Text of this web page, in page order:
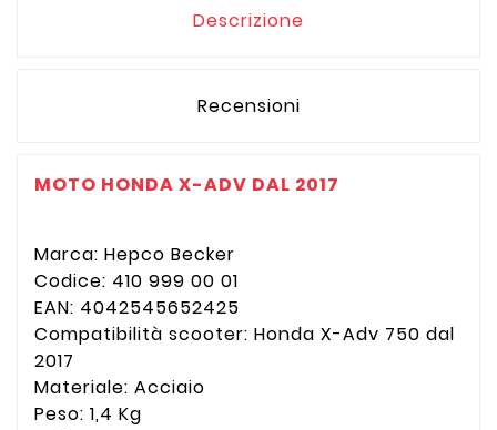
Descrizione
Recensioni
MOTO HONDA X-ADV DAL 2017
Marca: Hepco Becker
Codice: 410 999 00 01
EAN: 4042545652425
Compatibilità scooter: Honda X-Adv 750 dal
2017
Materiale: Acciaio
Peso: 1,4 Kg